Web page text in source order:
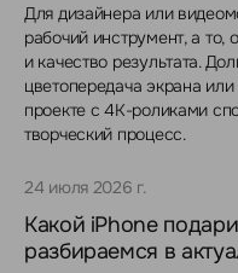
Для дизайнера или
рабочий инструмент, а то,
и качество результата.
цветопередача экрана
проекте с 4K-роликами
творческий процесс.
24 июля 2026 г.
Какой iPhone
разбираемся в